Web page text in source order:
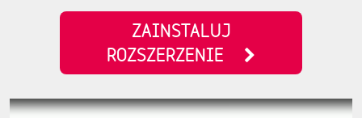
ZAINSTALUJ
ROZSZERZENIE